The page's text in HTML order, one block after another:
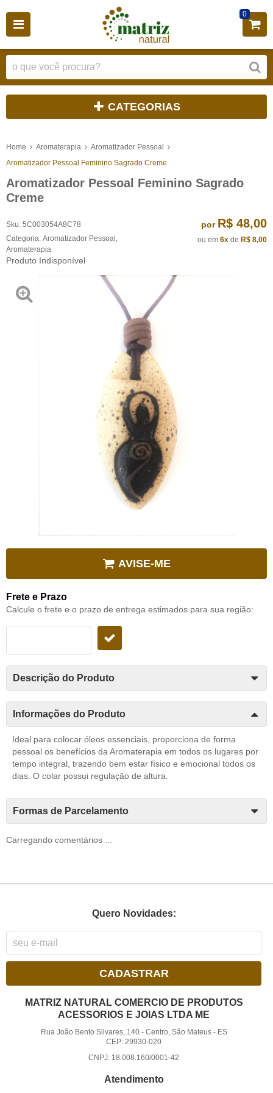
0
CATEGORIAS
Home Aromaterapia
Aromatizador Pessoal
Aromatizador Pessoal Feminino Sagrado Creme
Aromatizador Pessoal Feminino Sagrado
Creme
Sku: 5C003054A8C78
Categoria: Aromatizador Pessoal
Aromaterapia
Produto Indisponível
por R$ 48,00
ou em 6x de R$ 8,00
AVISE-ME
Frete e Prazo
Calcule o frete e o prazo de entrega estimados para sua região:
Descrição do Produto
Informações do Produto
Ideal para colocar óleos essenciais, proporciona de forma
pessoal os benefícios da Aromaterapia em todos os lugares por
tempo integral, trazendo bem estar físico e emocional todos os
dias. O colar possui regulação de altura.
Formas de Parcelamento
Carregando comentários ...
Quero Novidades:
CADASTRAR
MATRIZ NATURAL COMERCIO DE PRODUTOS
ACESSORIOS E JOIAS LTDA ME
Rua João Bento Silvares, 140- Centro, São Mateus- ES
CEP: 29930-020
CNPJ: 18.008.160/0001-42
Atendimento